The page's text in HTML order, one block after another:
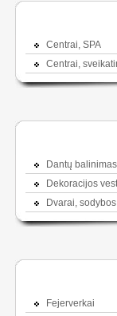
Centrai, SPA
Centrai,
Dantų balinimas
Dekoracijos
Dvarai,
Fejerverkai